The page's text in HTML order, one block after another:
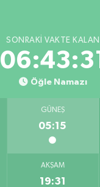
SONRAKI VAKTE KALAN
06:43:30
Öğle Namazı
GÜNEŞ
05:15
AKŞAM
19:31